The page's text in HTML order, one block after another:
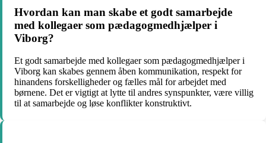
Hvordan kan man skabe et godt samarbejde
med kollegaer som pædagogmedhjælper i
Viborg?
Et godt samarbejde med kollegaer som pædagogmedhjælper i
Viborg kan skabes gennem åben kommunikation, respekt for
hinandens forskelligheder og fælles mål for arbejdet med
børnene. Det er vigtigt at lytte til andres synspunkter, være villig
til at samarbejde og løse konflikter konstruktivt.